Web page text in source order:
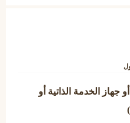
جهاز الخدمة الذاتية أو
)